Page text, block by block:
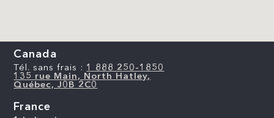
Canada
Tél. sans frais : 1 888 250-1850
135 rue Main, North Hatley,
Québec, J0B 2C0
France